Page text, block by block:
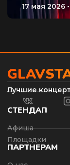
Лучшие
СТЕНДАП
Афиша
Площадки
ПАРТНЕРАМ